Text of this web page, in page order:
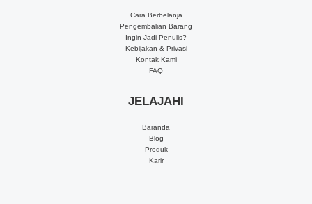
Cara Berbelanja
Pengembalian Barang
Ingin Jadi Penulis?
Kebijakan & Privasi
Kontak Kami
FAQ
JELAJAHI
Baranda
Blog
Produk
Karir